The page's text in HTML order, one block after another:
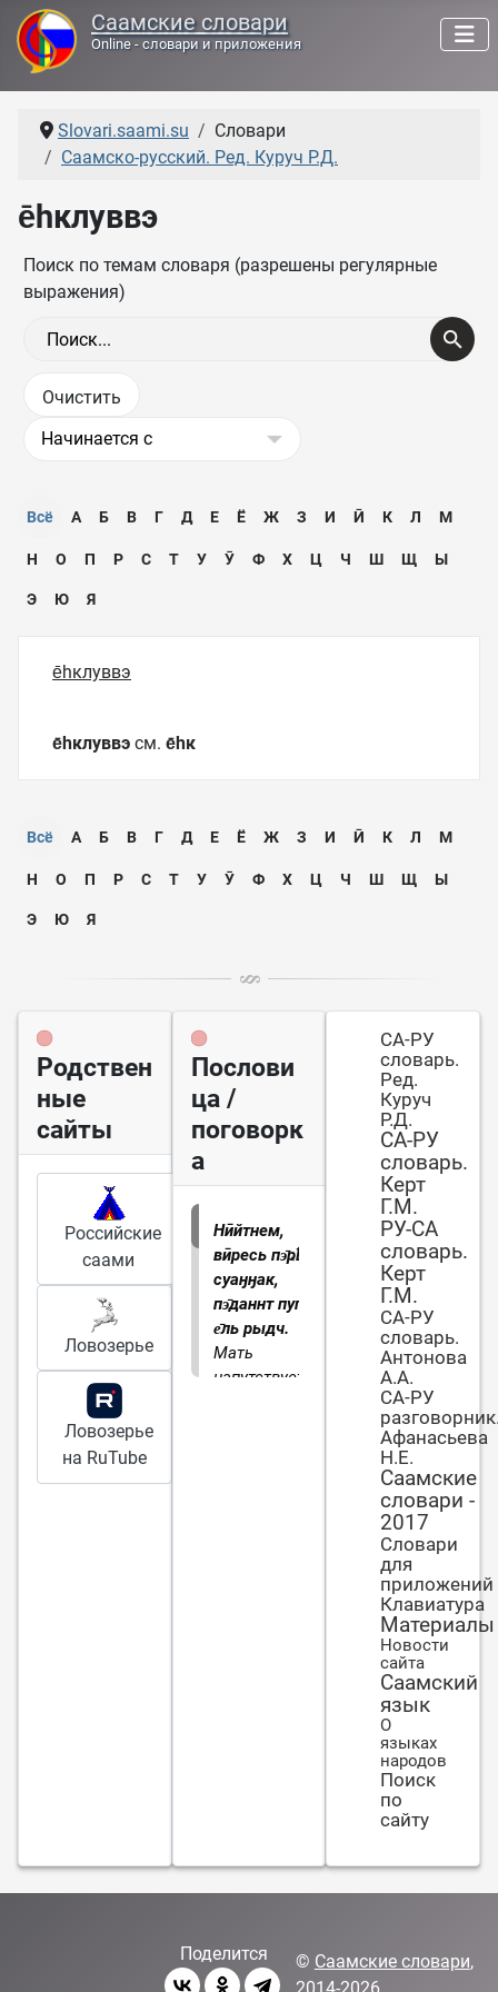
Саамские словари
Online - словари и приложения
Slovari.saami.su
Словари
Саамско-русский. Ред. Куруч Р.Д.
е̄һклуввэ
Поиск по темам словаря (разрешены регулярные
выражения)
Всё А Б В Г Д Е Ё Ж З И Ӣ К Л М
Н О П Р С Т У Ӯ Ф Х Ц Ч Ш Щ Ы
Э Ю Я
е̄һклуввэ
е̄һклуввэ см. е̄һк
Всё А Б В Г Д Е Ё Ж З И Ӣ К Л М
Н О П Р С Т У Ӯ Ф Х Ц Ч Ш Щ Ы
Э Ю Я
Родствен
ные
сайты
Российские
саами
Ловозерье
Ловозерье
на RuTube
Послови
ца /
поговорк
а
Нӣйтнем,
вӣресь пэ̄ҏҍтӭ
суаӈӈак,
пэ̄даннт пугк
е̄ль рыдч.
Мать
напутствует
СА-РУ
словарь.
Ред.
Куруч
Р.Д.
СА-РУ
словарь.
Керт
Г.М.
РУ-СА
словарь.
Керт
Г.М.
СА-РУ
словарь.
Антонова
А.А.
СА-РУ
Афанасьева
Н.Е.
Саамские
словари -
2017
Словари
для
приложений
Клавиатура
Материалы
Новости
сайта
Саамский
язык
О
языках
народов
Поиск
по
сайту
Поделится © Саамские словари,